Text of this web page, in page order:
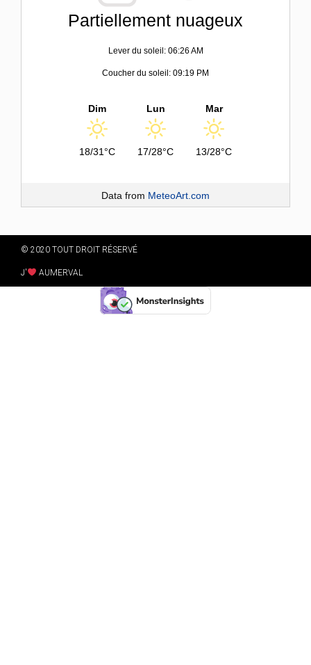
Partiellement nuageux
Lever du soleil: 06:26 AM
Coucher du soleil: 09:19 PM
Dim
18/31°C
Lun
17/28°C
Mar
13/28°C
Data from MeteoArt.com
© 2020 TOUT DROIT RÉSERVÉ
J' AUMERVAL